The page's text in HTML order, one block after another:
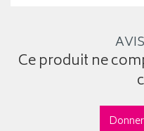
Ce produit ne